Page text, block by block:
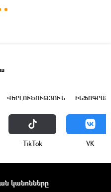
ՎԵՐԼՈՒԾՈՒԹՅՈՒՆ
ТikТоk VK
կանոնները